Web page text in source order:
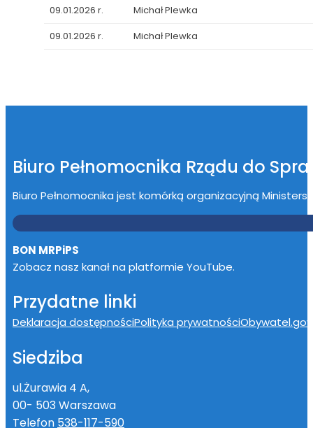
09.01.2026 r.
Michał Plewka
09.01.2026 r.
Michał Plewka
Biuro Pełnomocnika Rządu do
Biuro Pełnomocnika jest komórką organizacyjną
BON MRPiPS
Zobacz nasz kanał na platformie YouTube.
Przydatne linki
Deklaracja dostępnościPolityka prywatności
Siedziba
ul.Żurawia 4 A,
00- 503 Warszawa
Telefon 538-117-590